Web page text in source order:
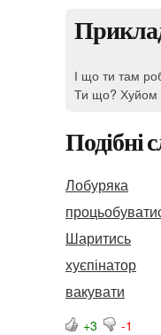
І що ти там
Ти що? Хуйом
Подібні
Лобуряка
Шаритись
хуєпінатор
вакувати
+3 -1